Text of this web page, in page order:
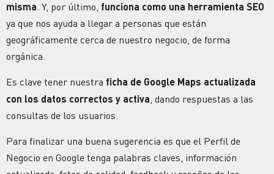
misma . Y, por último, funciona como una herramienta SEO
ya que nos ayuda a llegar a personas que están
geográficamente cerca de nuestro negocio, de forma
orgánica.
Es clave tener nuestra ficha de Google Maps actualizada
con los datos correctos y activa, dando respuestas a las
consultas de los usuarios.
Para finalizar una buena sugerencia es que el Perfil de
Negocio en Google tenga palabras claves, información